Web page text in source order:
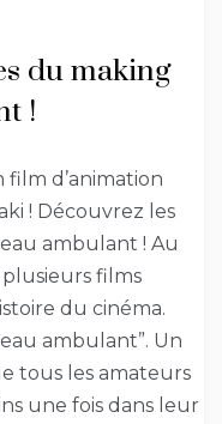
du making
!
film d’animation
! Découvrez les
ambulant ! Au
plusieurs films
du cinéma.
ambulant”. Un
tous les amateurs
une fois dans leur